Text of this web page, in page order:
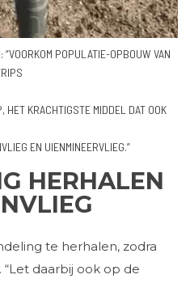
POPULATIE-OPBOUW VAN
HET KRACHTIGSTE MIDDEL DAT OOK
EN UIENMINEERVLIEG.”
HERHALEN
te herhalen, zodra
daarbij ook op de